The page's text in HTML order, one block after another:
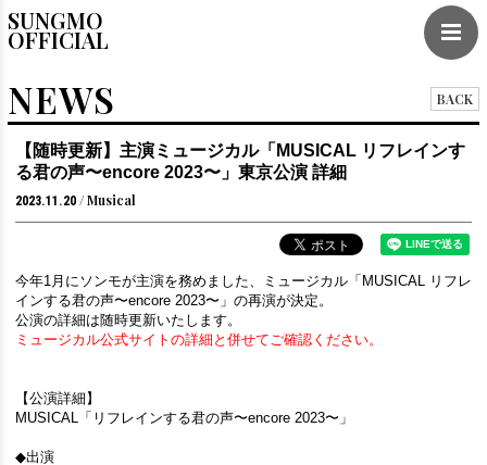
SUNGMO
OFFICIAL
NEWS BACK
【随時更新】主演ミュージカル「MUSICAL リフレインす
る君の声〜encore 2023〜」東京公演 詳細
2023.11.20 Musical
今年1月にソンモが主演を務めました、ミュージカル「MUSICAL リフレ
インする君の声〜encore 2023〜」の再演が決定。
公演の詳細は随時更新いたします。
ミュージカル公式サイトの詳細と併せてご確認ください。
【公演詳細】
MUSICAL「リフレインする君の声〜encore 2023〜」
◆出演